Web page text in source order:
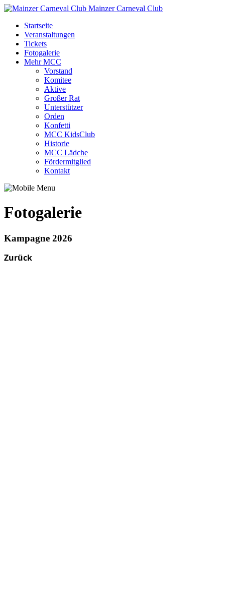
Mainzer Carneval Club
Startseite
Veranstaltungen
Tickets
Fotogalerie
Mehr MCC
Vorstand
Komitee
Aktive
Großer Rat
Unterstützer
Orden
Konfetti
MCC KidsClub
Historie
MCC Lädche
Fördermitglied
Kontakt
Fotogalerie
Kampagne 2026
Zurück